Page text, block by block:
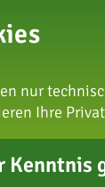
nur
Ihre
Kenntnis